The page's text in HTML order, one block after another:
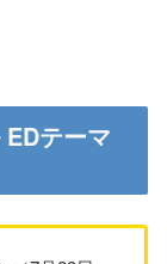
テーマ